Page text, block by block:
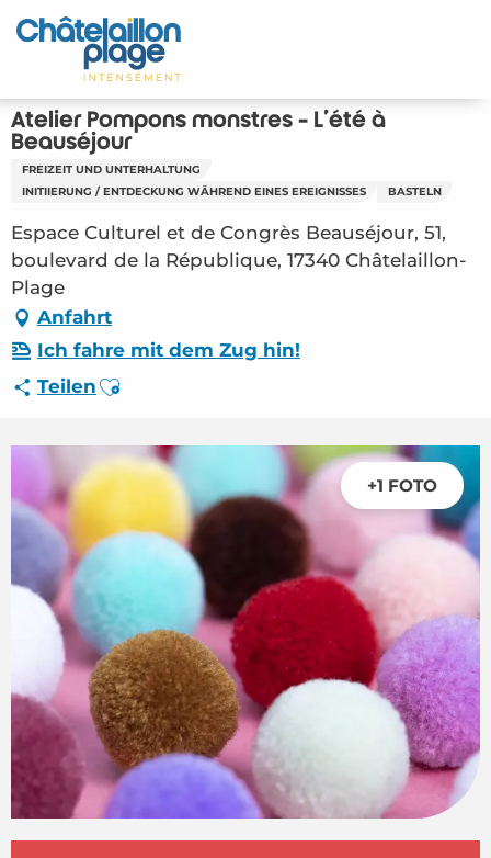
Aller
au
principal
Startseite - DE
Entdecken Sie
Aktivitäten
Treffpunkt
Ihr Aufenthalt - DE
FMA – Atelier Pompons monstres – L’été à
Beauséjour (Châtelaillon-Plage) #6415777
Atelier Pompons monstres - L'été à
Beauséjour
FREIZEIT UND UNTERHALTUNG
INITIIERUNG / ENTDECKUNG WÄHREND EINES EREIGNISSES
BASTELN
Espace Culturel et de Congrès Beauséjour, 51,
boulevard de la République, 17340 Châtelaillon-
Plage
Anfahrt
Ich fahre mit dem Zug hin!
Teilen Ajouter aux favoris
+1 FOTO